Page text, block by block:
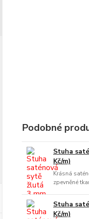
Podobné
Stuha
Kč/m)
Krásná
zpevněné
Stuha
Kč/m)